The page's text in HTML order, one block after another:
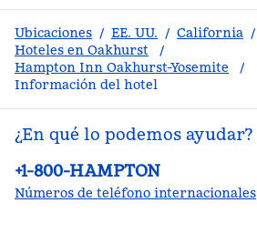
Ubicaciones / EE. UU. / California /
Hoteles en Oakhurst
/
Hampton Inn Oakhurst-Yosemite
/
Información del hotel
¿En qué lo podemos ayudar?
Teléfono:
+1-800-HAMPTON
Números de teléfono internacionales